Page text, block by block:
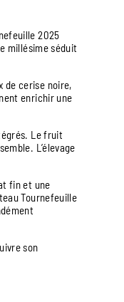
2025
millésime séduit
de cerise noire,
enrichir une
Le fruit
L’élevage
fin et une
Tournefeuille
son